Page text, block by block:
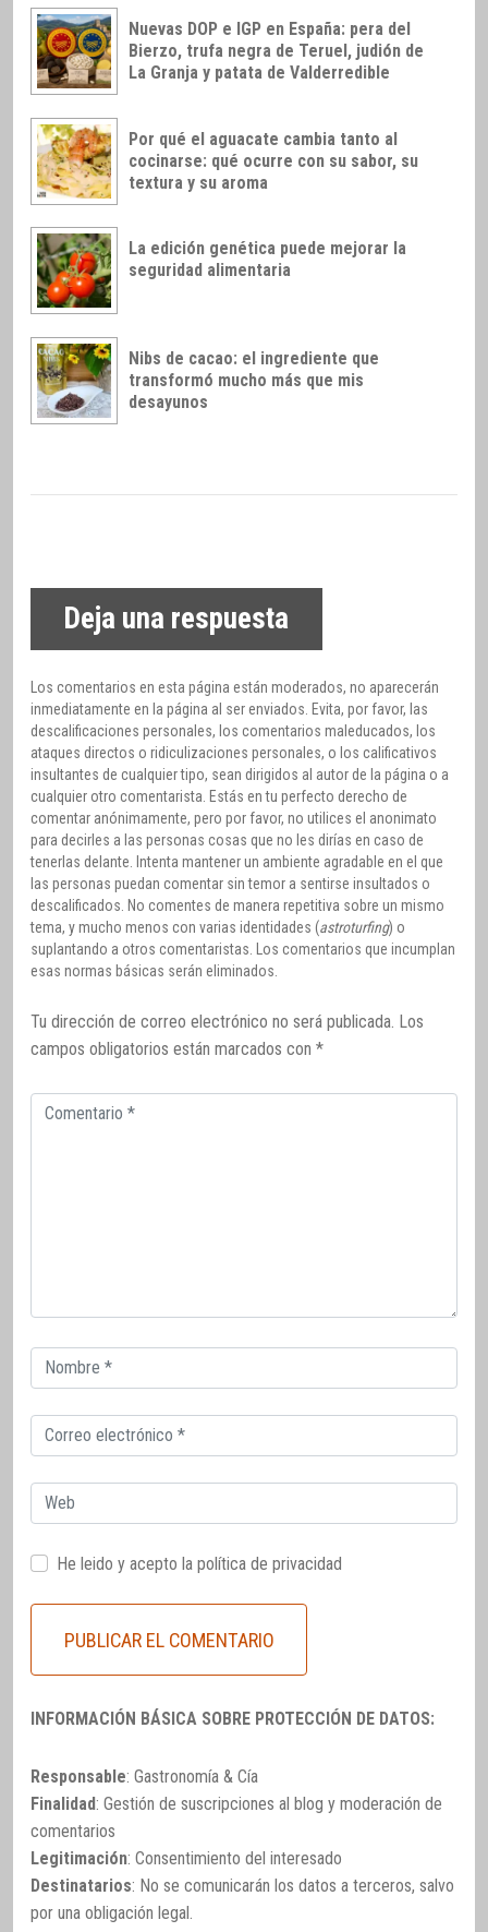
Nuevas DOP e IGP en España: pera del
Bierzo, trufa negra de Teruel, judión de
La Granja y patata de Valderredible
Por qué el aguacate cambia tanto al
cocinarse: qué ocurre con su sabor, su
textura y su aroma
La edición genética puede mejorar la
seguridad alimentaria
Nibs de cacao: el ingrediente que
transformó mucho más que mis
desayunos
Deja una respuesta
Los comentarios en esta página están moderados, no aparecerán
inmediatamente en la página al ser enviados. Evita, por favor, las
descalificaciones personales, los comentarios maleducados, los
ataques directos o ridiculizaciones personales, o los calificativos
insultantes de cualquier tipo, sean dirigidos al autor de la página o a
cualquier otro comentarista. Estás en tu perfecto derecho de
comentar anónimamente, pero por favor, no utilices el anonimato
para decirles a las personas cosas que no les dirías en caso de
tenerlas delante. Intenta mantener un ambiente agradable en el que
las personas puedan comentar sin temor a sentirse insultados o
descalificados. No comentes de manera repetitiva sobre un mismo
tema, y mucho menos con varias identidades (astroturfing) o
suplantando a otros comentaristas. Los comentarios que incumplan
esas normas básicas serán eliminados.
Tu dirección de correo electrónico no será publicada. Los
campos obligatorios están marcados con *
Comentario
Correo
electrónico
Correo
electrónico
Web
He leido y acepto la política de privacidad
INFORMACIÓN BÁSICA SOBRE PROTECCIÓN DE DATOS:
Responsable: Gastronomía & Cía
Finalidad: Gestión de suscripciones al blog y moderación de
comentarios
Legitimación: Consentimiento del interesado
Destinatarios: No se comunicarán los datos a terceros, salvo
por una obligación legal.